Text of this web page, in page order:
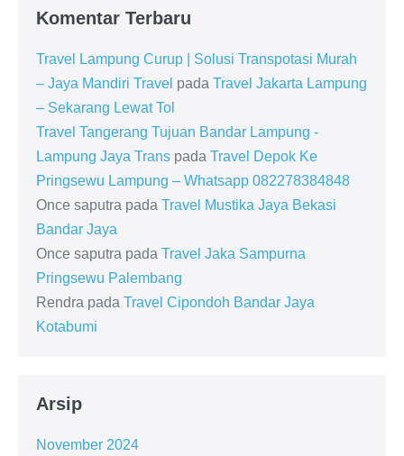
Komentar Terbaru
Travel Lampung Curup | Solusi Transpotasi Murah
– Jaya Mandiri Travel pada Travel Jakarta Lampung
– Sekarang Lewat Tol
Travel Tangerang Tujuan Bandar Lampung -
Lampung Jaya Trans pada Travel Depok Ke
Pringsewu Lampung – Whatsapp 082278384848
Once saputra pada Travel Mustika Jaya Bekasi
Bandar Jaya
Once saputra pada Travel Jaka Sampurna
Pringsewu Palembang
Rendra pada Travel Cipondoh Bandar Jaya
Kotabumi
Arsip
November 2024